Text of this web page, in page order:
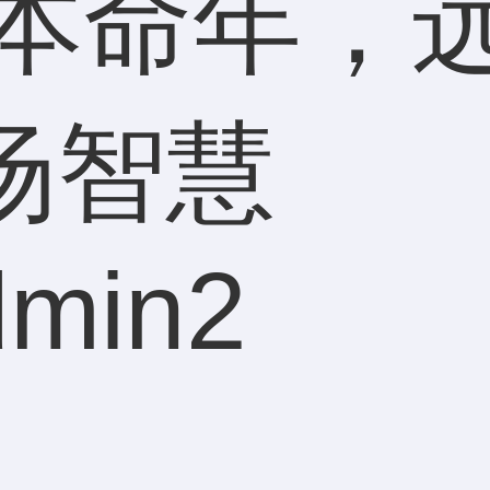
智慧